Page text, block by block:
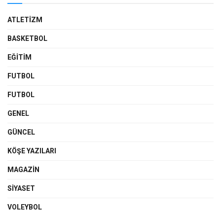
ATLETIZM
BASKETBOL
EĞİTİM
FUTBOL
FUTBOL
GENEL
GÜNCEL
KÖŞE YAZILARI
MAGAZIN
SIYASET
VOLEYBOL